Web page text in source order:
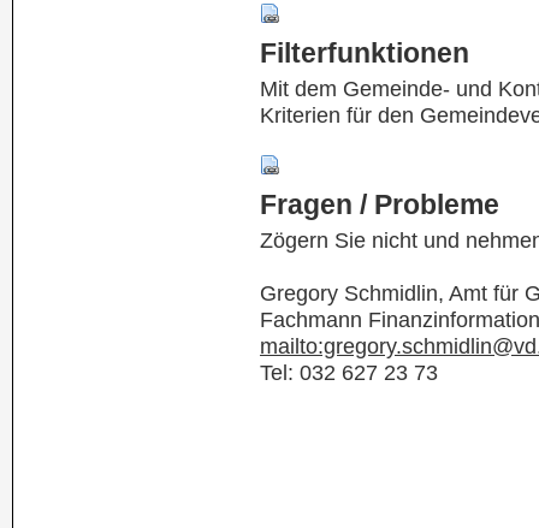
Filterfunktionen
Mit dem Gemeinde- und
Kriterien für den
Fragen / Probleme
Zögern Sie nicht und
Gregory Schmidlin, Amt für
Fachmann
Tel: 032 627 23 73